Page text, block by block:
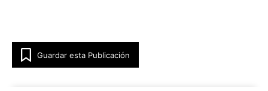
Guardar esta Publicación